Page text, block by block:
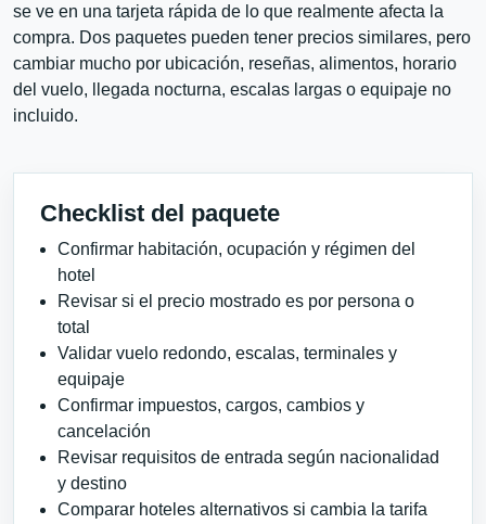
se ve en una tarjeta rápida de lo que realmente afecta la
compra. Dos paquetes pueden tener precios similares, pero
cambiar mucho por ubicación, reseñas, alimentos, horario
del vuelo, llegada nocturna, escalas largas o equipaje no
incluido.
Checklist del paquete
Confirmar habitación, ocupación y régimen del
hotel
Revisar si el precio mostrado es por persona o
total
Validar vuelo redondo, escalas, terminales y
equipaje
Confirmar impuestos, cargos, cambios y
cancelación
Revisar requisitos de entrada según nacionalidad
y destino
Comparar hoteles alternativos si cambia la tarifa